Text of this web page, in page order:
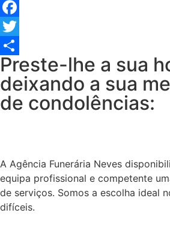
Facebook
Twitter
Share
Preste-lhe a sua
deixando a sua
de condolências:
A Agência Funerária Neves
equipa profissional e competente
de serviços. Somos a escolha ideal
difíceis.